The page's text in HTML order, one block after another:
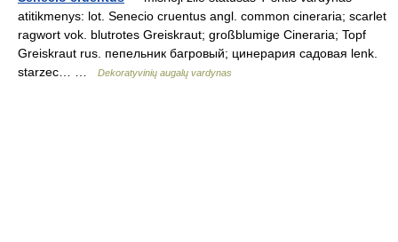
atitikmenys: lot. Senecio cruentus angl. common cineraria; scarlet
ragwort vok. blutrotes Greiskraut; großblumige Cineraria; Topf
Greiskraut rus. пепельник багровый; цинерария садовая lenk.
starzec… …
Dekoratyvinių augalų vardynas